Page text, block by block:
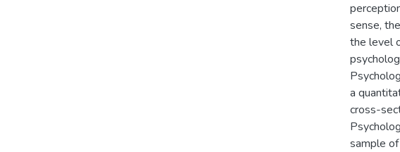
sense,
the level
a
cross-
sample